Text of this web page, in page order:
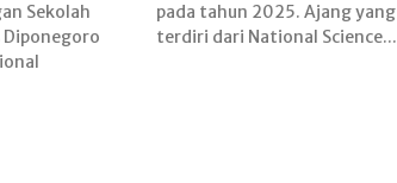
Sekolah
yang
terdiri dari National Science...